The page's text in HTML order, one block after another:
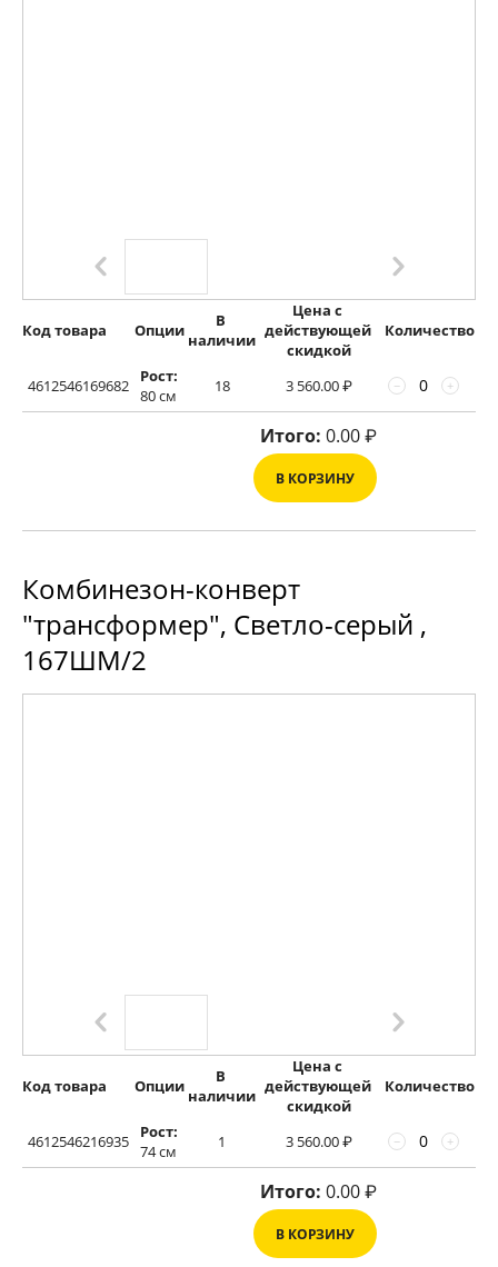
Код товара Опции
В
наличии
Цена с
действующей
скидкой
Количество
4612546169682
Рост:
80 см
18 3 560.00₽ +
−
Итого: 0.00₽
В КОРЗИНУ
Комбинезон-конверт
"трансформер", Светло-серый ,
167ШМ/2
Код товара Опции
В
наличии
Цена с
действующей
скидкой
Количество
4612546216935
Рост:
74 см
1 3 560.00₽ +
−
Итого: 0.00₽
В КОРЗИНУ